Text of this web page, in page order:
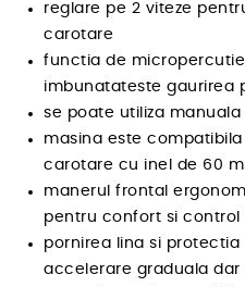
reglare pe 2 viteze
carotare
functia de
imbunatateste gaurirea
se poate utiliza
masina este
carotare cu inel de 60
manerul frontal
pentru confort si
pornirea lina si protectia
accelerare graduala dar